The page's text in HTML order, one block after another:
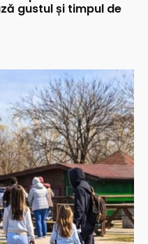
gustul și timpul de